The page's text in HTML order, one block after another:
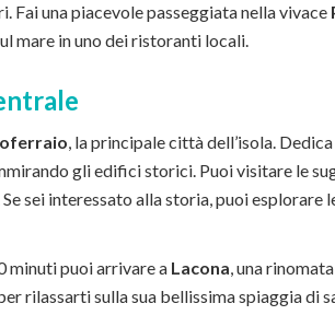
Fai una piacevole passeggiata nella vivace
mare in uno dei ristoranti locali.
, la principale città dell’isola.
gli edifici storici. Puoi visitare le
sei interessato alla storia, puoi esplorare
minuti puoi arrivare a Lacona, una
rilassarti sulla sua bellissima spiaggia di